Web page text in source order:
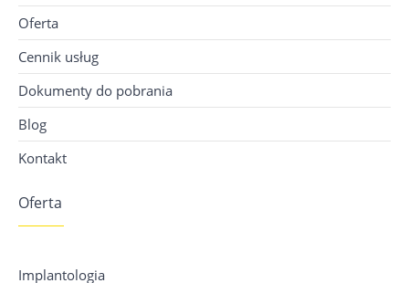
Oferta
Cennik usług
Dokumenty do pobrania
Blog
Kontakt
Oferta
Implantologia